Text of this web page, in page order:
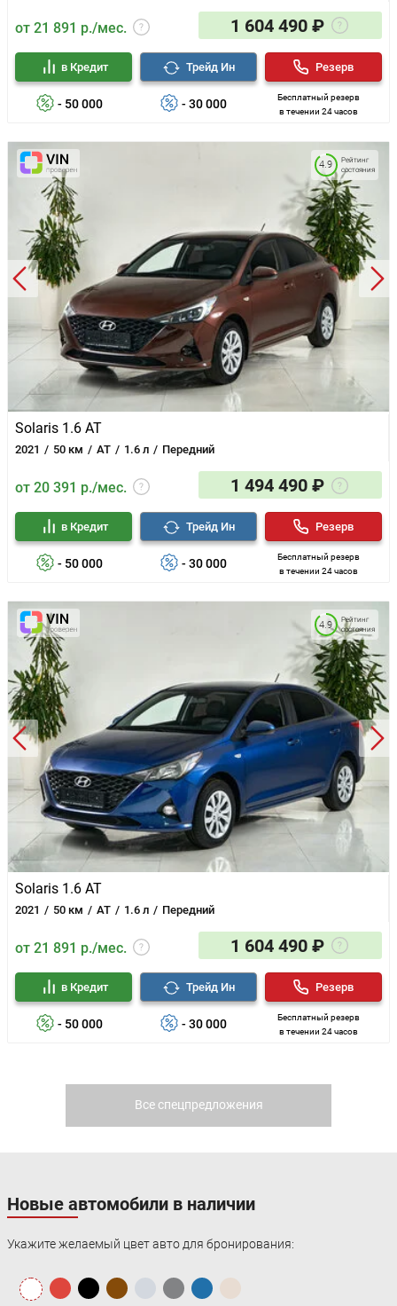
от 21 891 р./мес. 1 604 490 ₽
- 50 000
в Кредит
- 30 000
Трейд Ин
Бесплатный резерв
в течении 24 часов
Резерв
Solaris 1.6 AT
2021 50 км AT 1.6 л Передний
Рейтинг
состояния
4.9
от 20 391 р./мес. 1 494 490 ₽
- 50 000
в Кредит
- 30 000
Трейд Ин
Бесплатный резерв
в течении 24 часов
Резерв
Solaris 1.6 AT
2021 50 км AT 1.6 л Передний
Рейтинг
состояния
4.9
от 21 891 р./мес. 1 604 490 ₽
- 50 000
в Кредит
- 30 000
Трейд Ин
Бесплатный резерв
в течении 24 часов
Резерв
Все спецпредложения
Новые автомобили в наличии
Укажите желаемый цвет авто для бронирования: